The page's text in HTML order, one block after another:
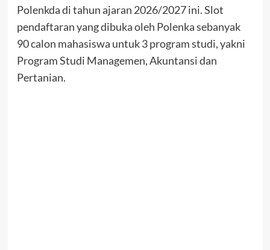
Polenkda di tahun ajaran 2026/2027 ini. Slot
pendaftaran yang dibuka oleh Polenka sebanyak
90 calon mahasiswa untuk 3 program studi, yakni
Program Studi Managemen, Akuntansi dan
Pertanian.